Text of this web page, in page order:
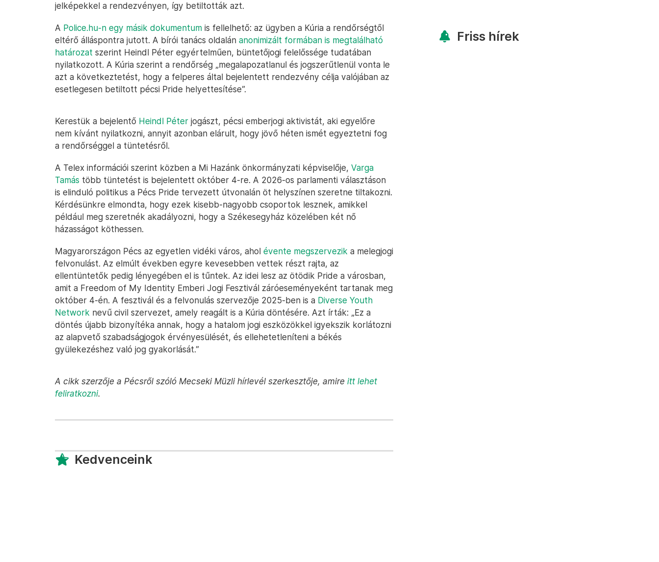
jelképekkel a rendezvényen, így betiltották azt.
A Police.hu-n egy másik dokumentum is fellelhető: az ügyben a Kúria a rendőrségtől
eltérő álláspontra jutott. A bírói tanács oldalán anonimizált formában is megtalálható
határozat szerint Heindl Péter egyértelműen, büntetőjogi felelőssége tudatában
nyilatkozott. A Kúria szerint a rendőrség „megalapozatlanul és jogszerűtlenül vonta le
azt a következtetést, hogy a felperes által bejelentett rendezvény célja valójában az
esetlegesen betiltott pécsi Pride helyettesítése”.
Kerestük a bejelentő Heindl Péter jogászt, pécsi emberjogi aktivistát, aki egyelőre
nem kívánt nyilatkozni, annyit azonban elárult, hogy jövő héten ismét egyeztetni fog
a rendőrséggel a tüntetésről.
A Telex információi szerint közben a Mi Hazánk önkormányzati képviselője, Varga
Tamás több tüntetést is bejelentett október 4-re. A 2026-os parlamenti választáson
is elinduló politikus a Pécs Pride tervezett útvonalán öt helyszínen szeretne tiltakozni.
Kérdésünkre elmondta, hogy ezek kisebb-nagyobb csoportok lesznek, amikkel
például meg szeretnék akadályozni, hogy a Székesegyház közelében két nő
házasságot köthessen.
Magyarországon Pécs az egyetlen vidéki város, ahol évente megszervezik a melegjogi
felvonulást. Az elmúlt években egyre kevesebben vettek részt rajta, az
ellentüntetők pedig lényegében el is tűntek. Az idei lesz az ötödik Pride a városban,
amit a Freedom of My Identity Emberi Jogi Fesztivál záróeseményeként tartanak meg
október 4-én. A fesztivál és a felvonulás szervezője 2025-ben is a Diverse Youth
Network nevű civil szervezet, amely reagált is a Kúria döntésére. Azt írták: „Ez a
döntés újabb bizonyítéka annak, hogy a hatalom jogi eszközökkel igyekszik korlátozni
az alapvető szabadságjogok érvényesülését, és ellehetetleníteni a békés
gyülekezéshez való jog gyakorlását.”
A cikk szerzője a Pécsről szóló Mecseki Müzli hírlevél szerkesztője, amire itt lehet
feliratkozni.
Kedvenceink
Friss hírek